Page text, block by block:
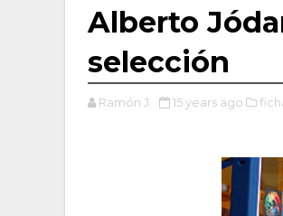
Alberto
selección
Ramón J. 15 years ago